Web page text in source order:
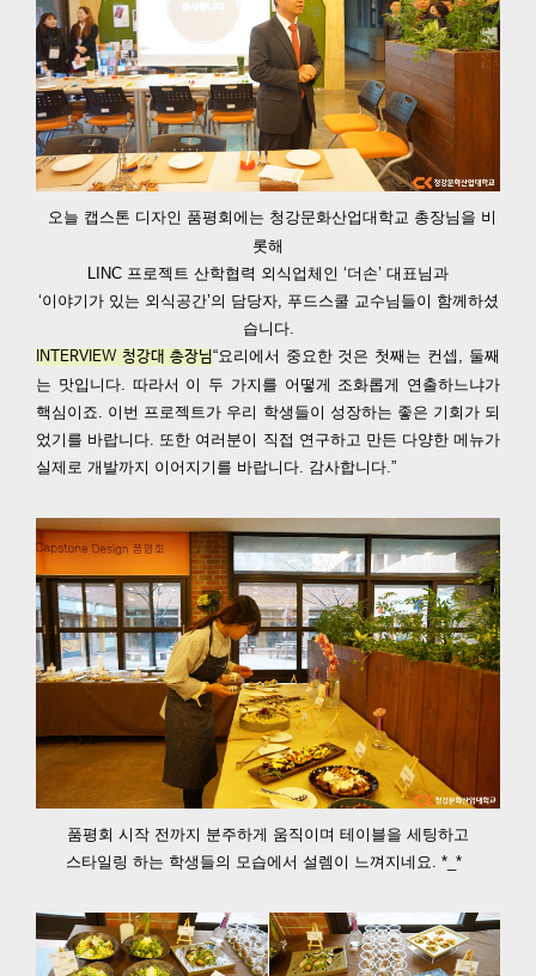
오늘 캡스톤 디자인 품평회에는 청강문화산업대학교 총장님을 비
롯해
LINC 프로젝트 산학협력 외식업체인 ‘더손’ 대표님과
‘이야기가 있는 외식공간’의 담당자, 푸드스쿨 교수님들이 함께하셨
습니다.
INTERVIEW 청강대 총장님“요리에서 중요한 것은 첫째는 컨셉, 둘째
는 맛입니다. 따라서 이 두 가지를 어떻게 조화롭게 연출하느냐가
핵심이죠. 이번 프로젝트가 우리 학생들이 성장하는 좋은 기회가 되
었기를 바랍니다. 또한 여러분이 직접 연구하고 만든 다양한 메뉴가
실제로 개발까지 이어지기를 바랍니다. 감사합니다.”
품평회 시작 전까지 분주하게 움직이며 테이블을 세팅하고
스타일링 하는 학생들의 모습에서 설렘이 느껴지네요. *_*